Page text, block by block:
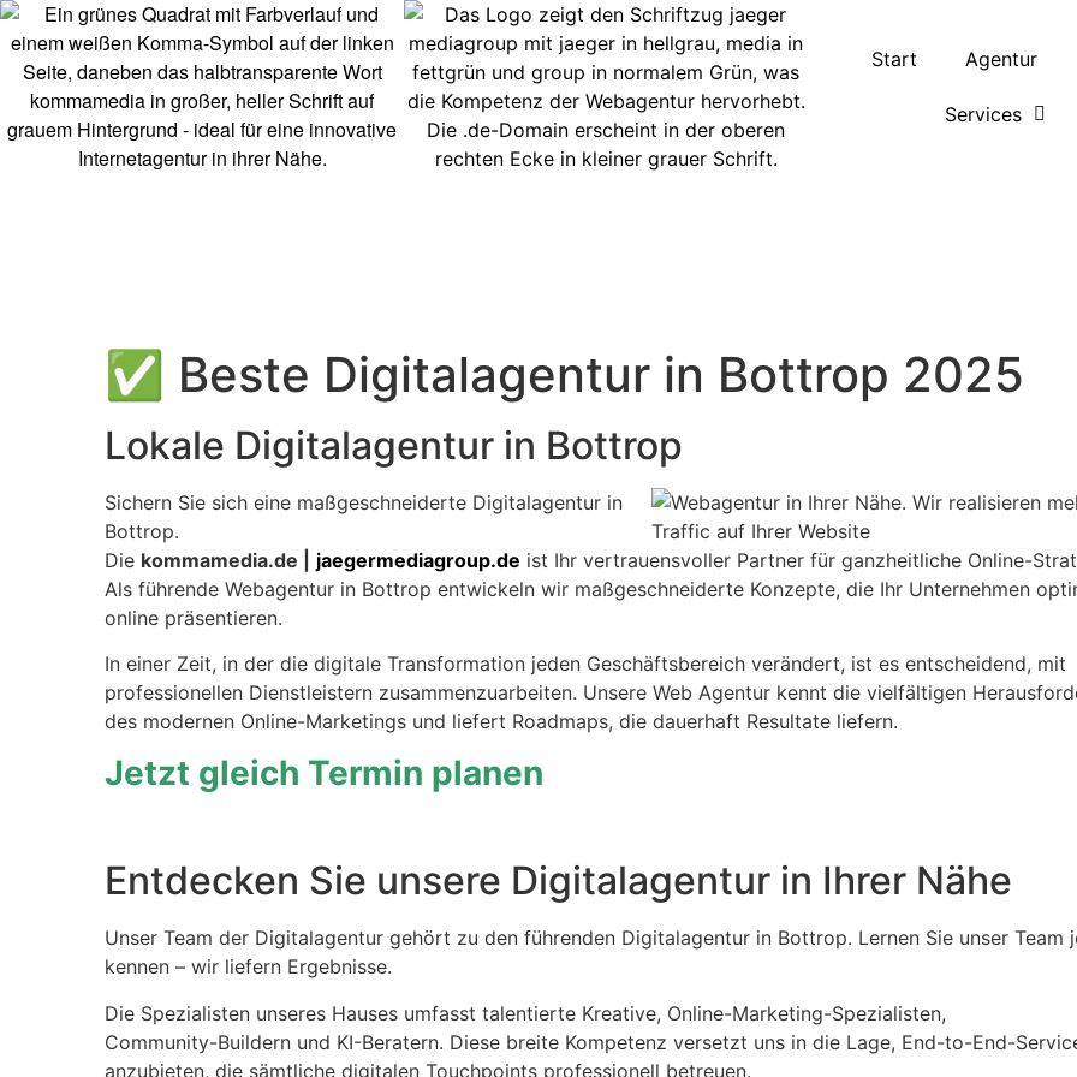
Start Agentur
Services
✅ Beste Digitalagentur in Bottrop 2025
Lokale Digitalagentur in Bottrop
Sichern Sie sich eine maßgeschneiderte Digitalagentur in
Bottrop.
Die kommamedia.de | jaegermediagroup.de ist Ihr vertrauensvoller Partner für ganzheitliche Online-
Als führende Webagentur in Bottrop entwickeln wir maßgeschneiderte Konzepte, die Ihr Unternehmen
online präsentieren.
In einer Zeit, in der die digitale Transformation jeden Geschäftsbereich verändert, ist es entscheidend, mit
professionellen Dienstleistern zusammenzuarbeiten. Unsere Web Agentur kennt die vielfältigen
des modernen Online-Marketings und liefert Roadmaps, die dauerhaft Resultate liefern.
Jetzt gleich Termin planen
Entdecken Sie unsere Digitalagentur in Ihrer Nähe
Unser Team der Digitalagentur gehört zu den führenden Digitalagentur in Bottrop. Lernen Sie unser Team
kennen – wir liefern Ergebnisse.
Die Spezialisten unseres Hauses umfasst talentierte Kreative, Online-Marketing-Spezialisten,
Community-Buildern und KI-Beratern. Diese breite Kompetenz versetzt uns in die Lage, End-to-End-
anzubieten, die sämtliche digitalen Touchpoints professionell betreuen.